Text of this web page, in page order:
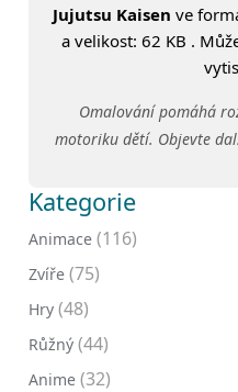
Jujutsu Kaisen ve
a velikost: 62 KB .
Omalování pomáhá
motoriku dětí. Objevte
Kategorie
Animace (116)
Zvíře (75)
Hry (48)
Růžný (44)
Anime (32)